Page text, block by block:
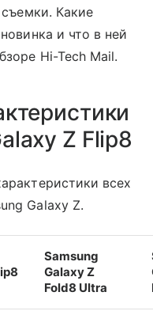
Какие
и что в ней
Hi-Tech Mail.
Z Flip8
всех
Galaxy Z.
Samsung
Galaxy Z
Fold8 Ultra